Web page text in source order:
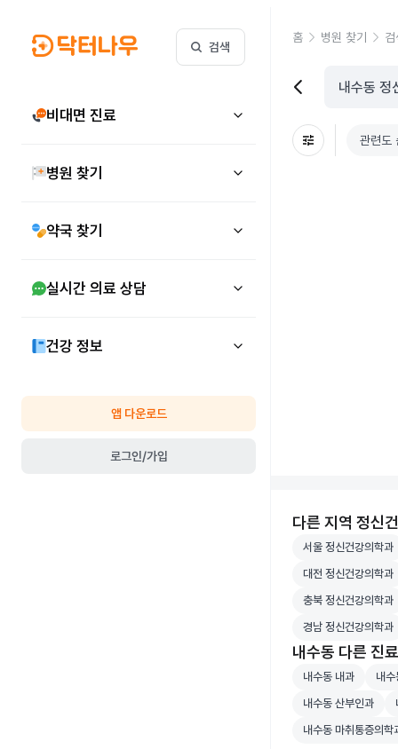
검색
비대면 진료
병원 찾기
약국 찾기
실시간 의료 상담
건강 정보
앱 다운로드
로그인/가입
홈 병원 찾기
관련도
다른 지역 정신
서울 정신건강의
서울 정신건강의학과
대전 정신건강의
대전 정신건강의학과
충북 정신건강의
충북 정신건강의학과
경남 정신건강의
경남 정신건강의학과
내수동 다른 진
내수동 내과 병원
내수동 내과 내
내
내수동 산부인과
내수동 산부인과
내수동 마취통증
내수동 마취통증의학